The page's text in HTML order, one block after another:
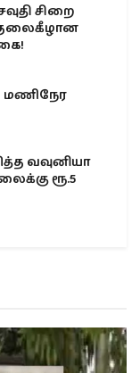
சிறை
தலைகீழான
மணிநேர
வவுனியா
ரூ.5